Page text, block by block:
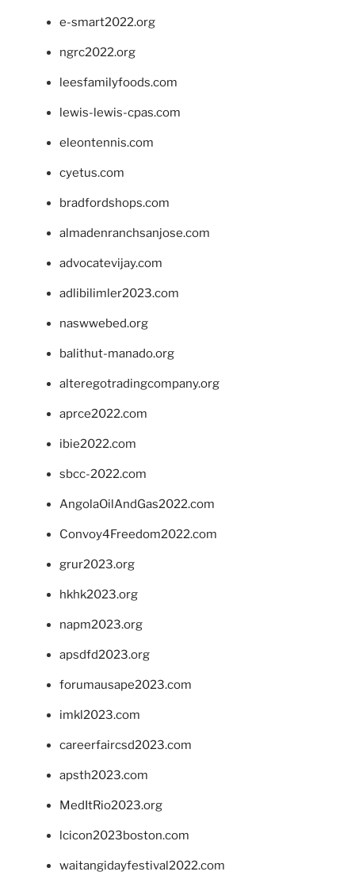
e-smart2022.org
ngrc2022.org
leesfamilyfoods.com
lewis-lewis-cpas.com
eleontennis.com
cyetus.com
bradfordshops.com
almadenranchsanjose.com
advocatevijay.com
adlibilimler2023.com
naswwebed.org
balithut-manado.org
alteregotradingcompany.org
aprce2022.com
ibie2022.com
sbcc-2022.com
AngolaOilAndGas2022.com
Convoy4Freedom2022.com
grur2023.org
hkhk2023.org
napm2023.org
apsdfd2023.org
forumausape2023.com
imkl2023.com
careerfaircsd2023.com
apsth2023.com
MedItRio2023.org
lcicon2023boston.com
waitangidayfestival2022.com